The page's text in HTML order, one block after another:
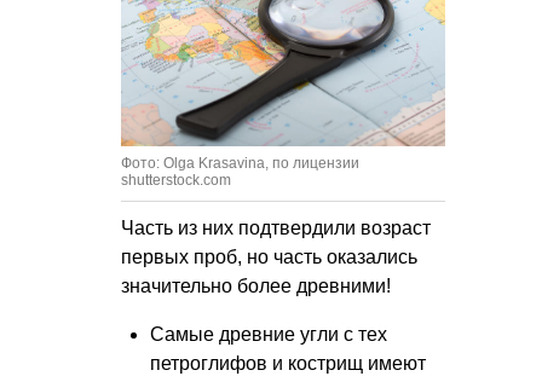
Фото: Olga Krasavina, по лицензии
shutterstock.com
Часть из них подтвердили возраст
первых проб, но часть оказались
значительно более древними!
Самые древние угли с тех
петроглифов и кострищ имеют